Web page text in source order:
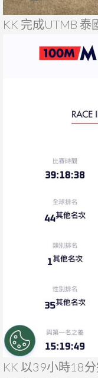
KK 完成UTMB 泰
KK 以39小時18